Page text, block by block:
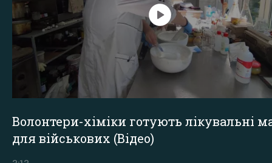
Волонтери-хіміки готують лікувальні
для військових (Відео)